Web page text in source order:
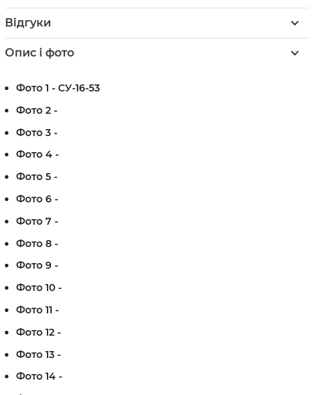
Відгуки
Опис і фото
Фото 1 - СУ-16-53
Фото 2 -
Фото 3 -
Фото 4 -
Фото 5 -
Фото 6 -
Фото 7 -
Фото 8 -
Фото 9 -
Фото 10 -
Фото 11 -
Фото 12 -
Фото 13 -
Фото 14 -